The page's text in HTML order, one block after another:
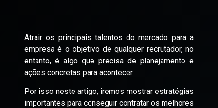
Atrair os principais talentos do mercado para a
empresa é o objetivo de qualquer recrutador, no
entanto, é algo que precisa de planejamento e
ações concretas para acontecer.
Por isso neste artigo, iremos mostrar estratégias
importantes para conseguir contratar os melhores